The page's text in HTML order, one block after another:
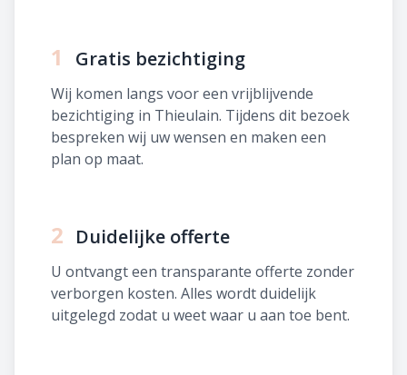
1 Gratis bezichtiging
Wij komen langs voor een vrijblijvende
bezichtiging in Thieulain. Tijdens dit bezoek
bespreken wij uw wensen en maken een
plan op maat.
2 Duidelijke offerte
U ontvangt een transparante offerte zonder
verborgen kosten. Alles wordt duidelijk
uitgelegd zodat u weet waar u aan toe bent.